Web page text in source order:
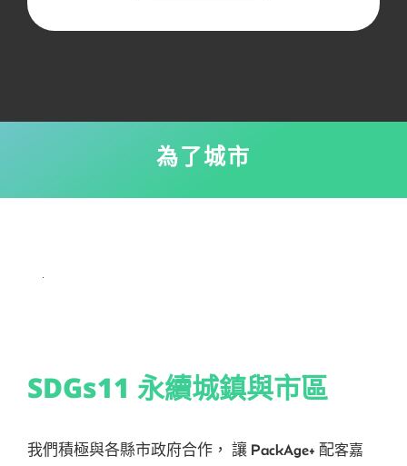
為了城市
SDGs11 永續城鎮與市區
我們積極與各縣市政府合作， 讓 PackAge+ 配客嘉